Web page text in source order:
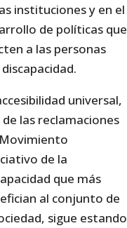
instituciones y en el
de políticas que
a las personas
universal,
de las reclamaciones
de la
que más
al conjunto de
sigue estando